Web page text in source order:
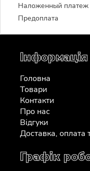
Наложенный платеж
Предоплата
Інформація
Головна
Товари
Контакти
Про нас
Відгуки
Доставка, оплата
Графік